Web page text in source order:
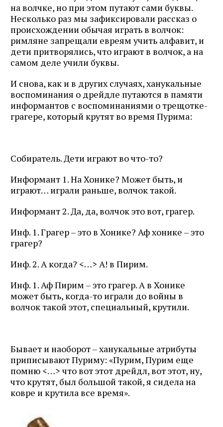
на волчке, но при этом путают сами буквы.
Несколько раз мы зафиксировали рассказ о
происхождении обычая играть в волчок:
римляне запрещали евреям учить алфавит, и
дети притворялись, что играют в волчок, а на
самом деле учили буквы.
И снова, как и в других случаях, ханукальные
воспоминания о дрейдле путаются в памяти
информантов с воспоминаниями о трещотке-
грагере, который крутят во время Пурима:
Собиратель. Дети играют во что-то?
Информант 1. На Хонике? Может быть, и
играют… играли раньше, волчок такой.
Информант 2. Да, да, волчок это вот, грагер.
Инф. 1. Грагер – это в Хонике? Аф хонике – это
грагер?
Инф. 2. А когда? <…> А! в Пирим.
Инф. 1. Аф Пирим – это грагер. А в Хонике
может быть, когда-то играли до войны в
волчок такой этот, специальный, крутили.
Бывает и наоборот – ханукальные атрибуты
приписывают Пуриму: «Пурим, Пурим еще
помню <…> что вот этот дрейдл, вот этот, ну,
что крутят, был большой такой, я сидела на
ковре и крутила все время».
почте
Подписаться